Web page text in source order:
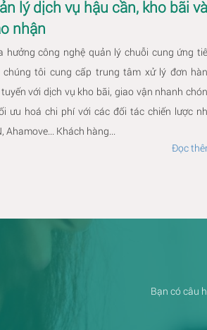
lý dịch vụ hậu cần, kho bãi và
nhận
hưởng công nghệ quản lý chuỗi cung ứng
chúng tôi cung cấp trung tâm xử lý đơn
với dịch vụ kho bãi, giao vận nhanh
ưu hoá chi phí với các đối tác chiến lược
Ahamove... Khách hàng...
Đọc
Bạn có câu